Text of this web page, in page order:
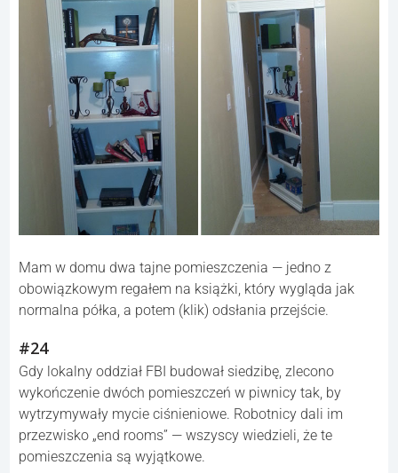
Mam w domu dwa tajne pomieszczenia — jedno z
obowiązkowym regałem na książki, który wygląda jak
normalna półka, a potem (klik) odsłania przejście.
#24
Gdy lokalny oddział FBI budował siedzibę, zlecono
wykończenie dwóch pomieszczeń w piwnicy tak, by
wytrzymywały mycie ciśnieniowe. Robotnicy dali im
przezwisko „end rooms” — wszyscy wiedzieli, że te
pomieszczenia są wyjątkowe.